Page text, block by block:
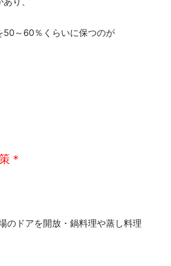
50～60％くらいに保つのが
＊
ドアを開放・鍋料理や蒸し料理